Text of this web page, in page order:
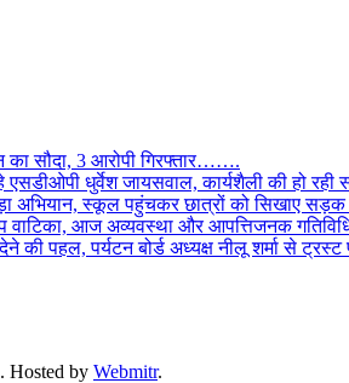
का सौदा, 3 आरोपी गिरफ्तार…….
एसडीओपी धुर्वेश जायसवाल, कार्यशैली की हो
अभियान, स्कूल पहुंचकर छात्रों को सिखाए
वाटिका, आज अव्यवस्था और आपत्तिजनक
देने की पहल, पर्यटन बोर्ड अध्यक्ष नीलू शर्मा से
Hosted by Webmitr.